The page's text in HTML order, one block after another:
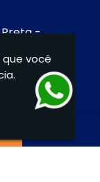
Preta -
você